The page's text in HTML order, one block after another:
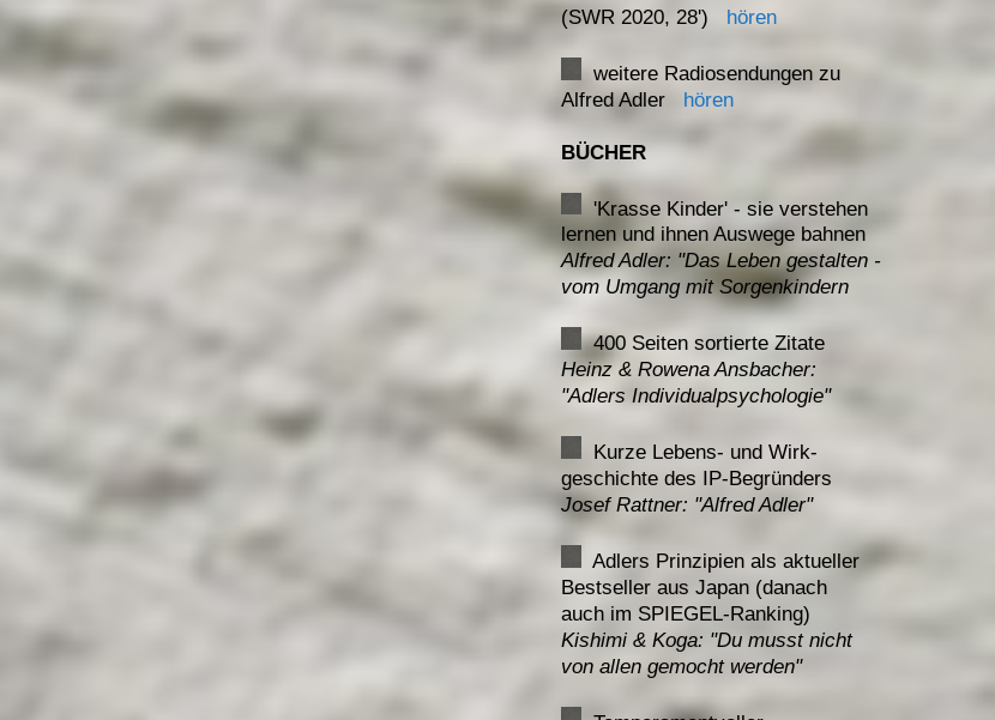
(SWR 2020, 28') hören
weitere Radiosendungen zu
Alfred Adler hören
BÜCHER
'Krasse Kinder' - sie verstehen
lernen und ihnen Auswege bahnen
Alfred Adler: "Das Leben gestalten -
vom Umgang mit Sorgenkindern
400 Seiten sortierte Zitate
Heinz & Rowena Ansbacher:
"Adlers Individualpsychologie"
Kurze Lebens- und Wirk-
geschichte des IP-Begründers
Josef Rattner: "Alfred Adler"
Adlers Prinzipien als aktueller
Bestseller aus Japan (danach
auch im SPIEGEL-Ranking)
Kishimi & Koga: "Du musst nicht
von allen gemocht werden"